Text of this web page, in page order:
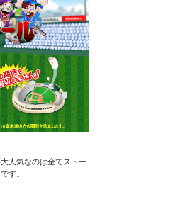
人気なのは全てストー
す。